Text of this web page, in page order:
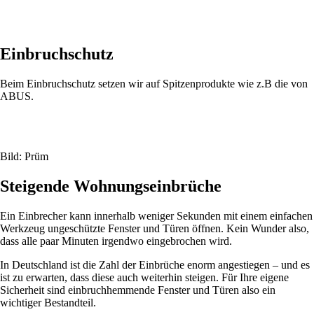
Einbruchschutz
Beim Einbruchschutz setzen wir auf Spitzenprodukte wie z.B die von
ABUS.
Bild: Prüm
Steigende Wohnungseinbrüche
Ein Einbrecher kann innerhalb weniger Sekunden mit einem einfachen
Werkzeug ungeschützte Fenster und Türen öffnen. Kein Wunder also,
dass alle paar Minuten irgendwo eingebrochen wird.
In Deutschland ist die Zahl der Einbrüche enorm angestiegen – und es
ist zu erwarten, dass diese auch weiterhin steigen. Für Ihre eigene
Sicherheit sind einbruchhemmende Fenster und Türen also ein
wichtiger Bestandteil.